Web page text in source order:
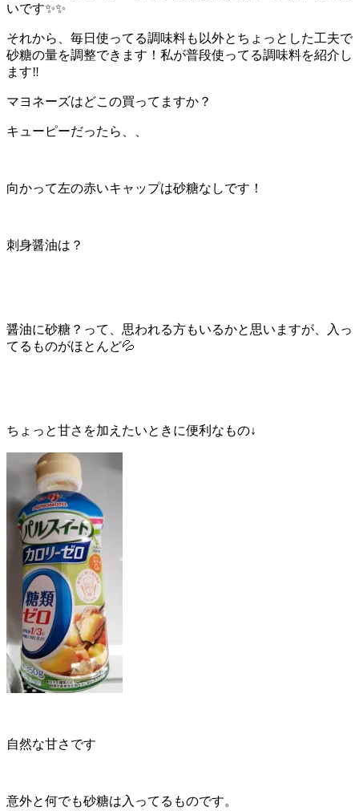
いです✨✨
それから、毎日使ってる調味料も以外とちょっとした工夫で
砂糖の量を調整できます！私が普段使ってる調味料を紹介し
ます‼️
マヨネーズはどこの買ってますか？
キューピーだったら、、
向かって左の赤いキャップは砂糖なしです！
刺身醤油は？
醤油に砂糖？って、思われる方もいるかと思いますが、入っ
てるものがほとんど💦
ちょっと甘さを加えたいときに便利なもの↓
自然な甘さです
意外と何でも砂糖は入ってるものです。